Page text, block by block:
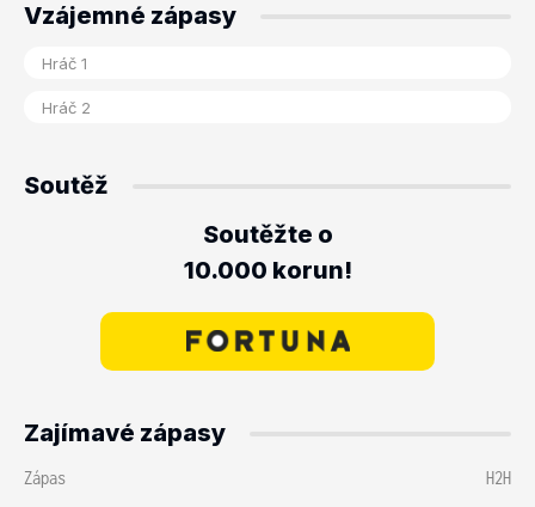
Vzájemné zápasy
Soutěž
Soutěžte o
10.000 korun!
Zajímavé zápasy
Zápas
H2H